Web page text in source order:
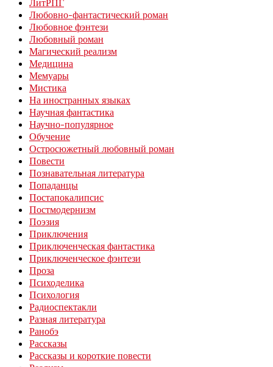
ЛитРПГ
Любовно-фантастический роман
Любовное фэнтези
Любовный роман
Магический реализм
Медицина
Мемуары
Мистика
На иностранных языках
Научная фантастика
Научно-популярное
Обучение
Остросюжетный любовный роман
Повести
Познавательная литература
Попаданцы
Постапокалипсис
Постмодернизм
Поэзия
Приключения
Приключенческая фантастика
Приключенческое фэнтези
Проза
Психоделика
Психология
Радиоспектакли
Разная литература
Ранобэ
Рассказы
Рассказы и короткие повести